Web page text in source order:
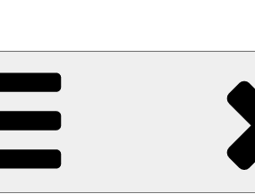
für begleitetes Malen